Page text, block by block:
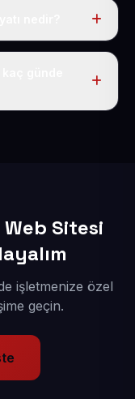
Bu bedele alan
Sitesi
işletmenize özel
geçin.